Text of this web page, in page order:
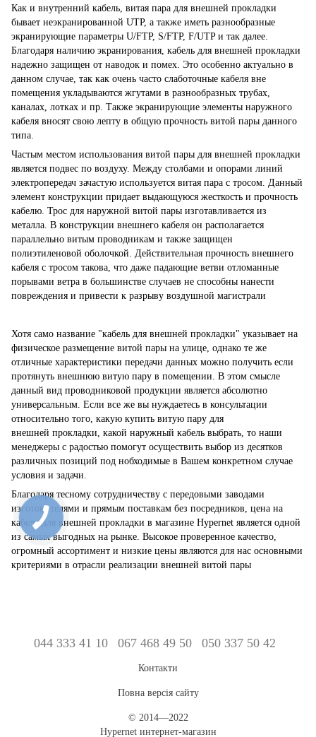
Как и внутренний кабель, витая пара для внешней прокладки
бывает неэкранированной UTP, а также иметь разнообразные
экранирующие параметры U/FTP, S/FTP, F/UTP и так далее.
Благодаря наличию экранирования, кабель для внешней прокладки
надежно защищен от наводок и помех. Это особенно актуально в
данном случае, так как очень часто слаботочные кабеля вне
помещения укладываются жгутами в разнообразных трубах,
каналах, лотках и пр. Также экранирующие элементы наружного
кабеля вносят свою лепту в общую прочность витой пары данного
типа.
Частым местом использования витой пары для внешней прокладки
является подвес по воздуху. Между столбами и опорами линий
электропередач зачастую используется витая пара с тросом. Данный
элемент конструкции придает выдающуюся жесткость и прочность
кабелю. Трос для наружной витой пары изготавливается из
металла. В конструкции внешнего кабеля он располагается
параллельно витым проводникам и также защищен
полиэтиленовой оболочкой. Действительная прочность внешнего
кабеля с тросом такова, что даже падающие ветви отломанные
порывами ветра в большинстве случаев не способны нанести
повреждения и привести к разрыву воздушной магистрали
Хотя само название "кабель для внешней прокладки" указывает на
физическое размещение витой пары на улице, однако те же
отличные характеристики передачи данных можно получить если
протянуть внешнюю витую пару в помещении. В этом смысле
данный вид проводниковой продукции является абсолютно
универсальным. Если все же вы нуждаетесь в консультации
относительно того, какую купить витую пару для
внешней прокладки, какой наружный кабель выбрать, то наши
менеджеры с радостью помогут осуществить выбор из десятков
различных позиций под нобходимые в Вашем конкретном случае
условия и задачи.
Благодаря тесному сотрудничеству с передовыми заводами
изготовителями и прямым поставкам без посредников, цена на
кабель для внешней прокладки в магазине Hypernet является одной
из самых выгодных на рынке. Высокое проверенное качество,
огромный ассортимент и низкие цены являются для нас основными
критериями в отрасли реализации внешней витой пары
044 333 41 10 067 468 49 50 050 337 50 42
Контакти
Повна версія сайту
© 2014—2022
Hypernet интернет-магазин